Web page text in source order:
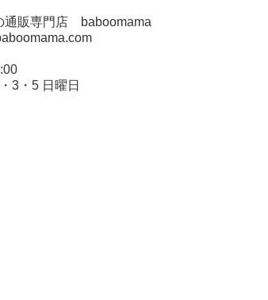
販専門店 baboomama
3・5 日曜日